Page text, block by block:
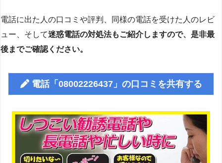
電話に出た人の口コミや評判、同様の電話を受けた人のレビ
ュー、そして迷惑電話の対処法もご紹介しますので、是非最
後までご確認ください。
電話「08002226437」の口コミを共有する